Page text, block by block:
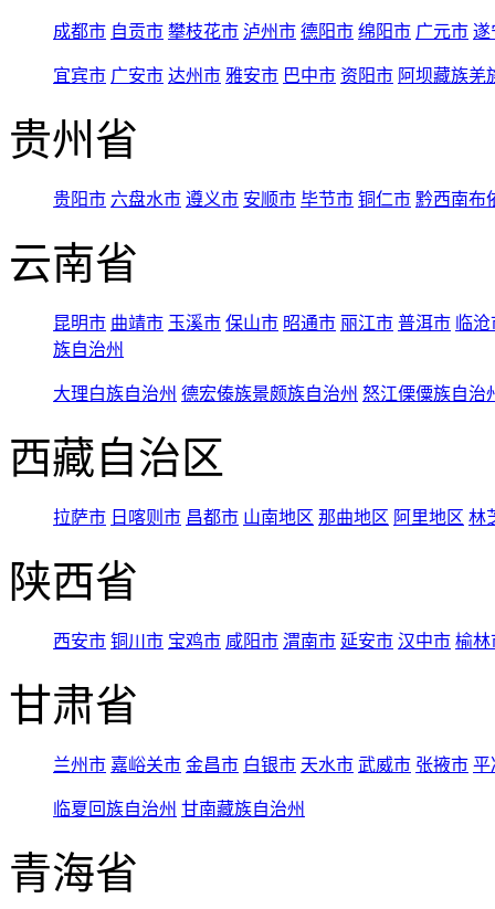
成都市 自贡市 攀枝花市 泸州市 德阳市 绵阳市 广元市 遂
宜宾市 广安市 达州市 雅安市 巴中市 资阳市 阿坝藏族羌
贵州省
贵阳市 六盘水市 遵义市 安顺市 毕节市 铜仁市 黔西南布
云南省
昆明市 曲靖市 玉溪市 保山市 昭通市 丽江市 普洱市 临
族自治州
大理白族自治州 德宏傣族景颇族自治州 怒江傈僳族自治
西藏自治区
拉萨市 日喀则市 昌都市 山南地区 那曲地区 阿里地区 林
陕西省
西安市 铜川市 宝鸡市 咸阳市 渭南市 延安市 汉中市 榆林
甘肃省
兰州市 嘉峪关市 金昌市 白银市 天水市 武威市 张掖市 平
临夏回族自治州 甘南藏族自治州
青海省